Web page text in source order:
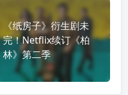
《纸房子》衍生剧未
完！Netflix续订《柏
林》第二季